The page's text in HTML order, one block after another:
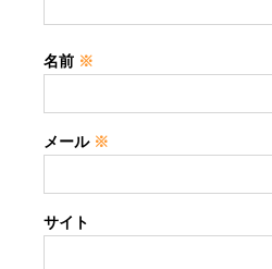
名前 ※
メール ※
サイト